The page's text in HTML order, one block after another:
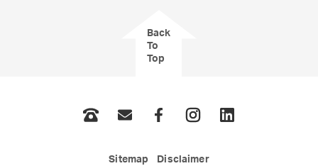
Back
To
Top
Phone Email FacebookInstagramLinkedIn
Sitemap Disclaimer